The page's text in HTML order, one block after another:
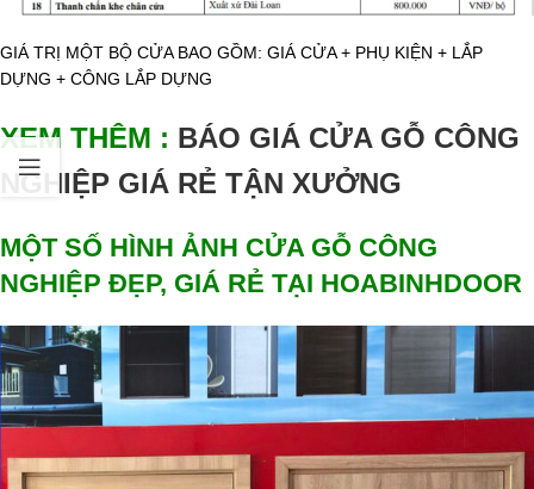
GIÁ TRỊ MỘT BỘ CỬA BAO GỒM: GIÁ CỬA + PHỤ KIỆN + LẮP
DỰNG + CÔNG LẮP DỰNG
XEM THÊM : BÁO GIÁ CỬA GỖ CÔNG
NGHIỆP GIÁ RẺ TẬN XƯỞNG
MỘT SỐ HÌNH ẢNH CỬA GỖ CÔNG
NGHIỆP ĐẸP, GIÁ RẺ TẠI HOABINHDOOR